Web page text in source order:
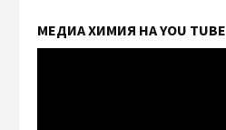
МЕДИА ХИМИЯ НА YOU TUBE